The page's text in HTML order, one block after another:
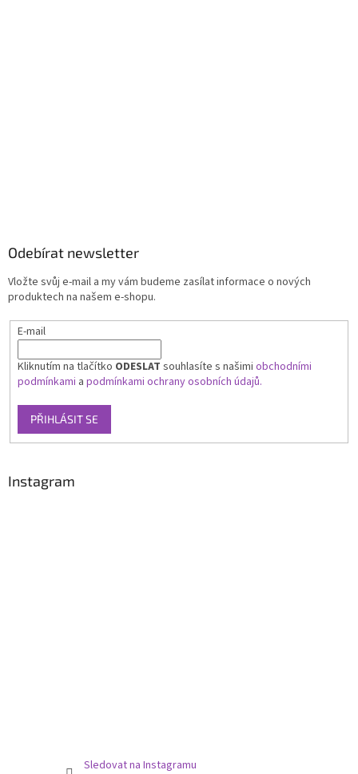
Odebírat newsletter
Vložte svůj e-mail a my vám budeme zasílat informace o nových
produktech na našem e-shopu.
E-mail
Kliknutím na tlačítko ODESLAT souhlasíte s našimi obchodními
podmínkami a podmínkami ochrany osobních údajů.
PŘIHLÁSIT SE
Instagram
Sledovat na Instagramu